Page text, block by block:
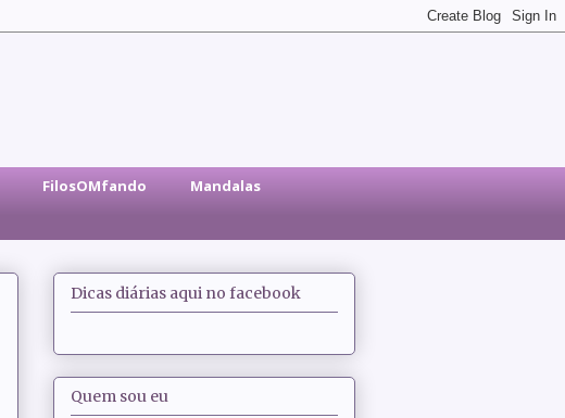
FilosOMfando
Mandalas
Dicas diárias aqui no facebook
Quem sou eu